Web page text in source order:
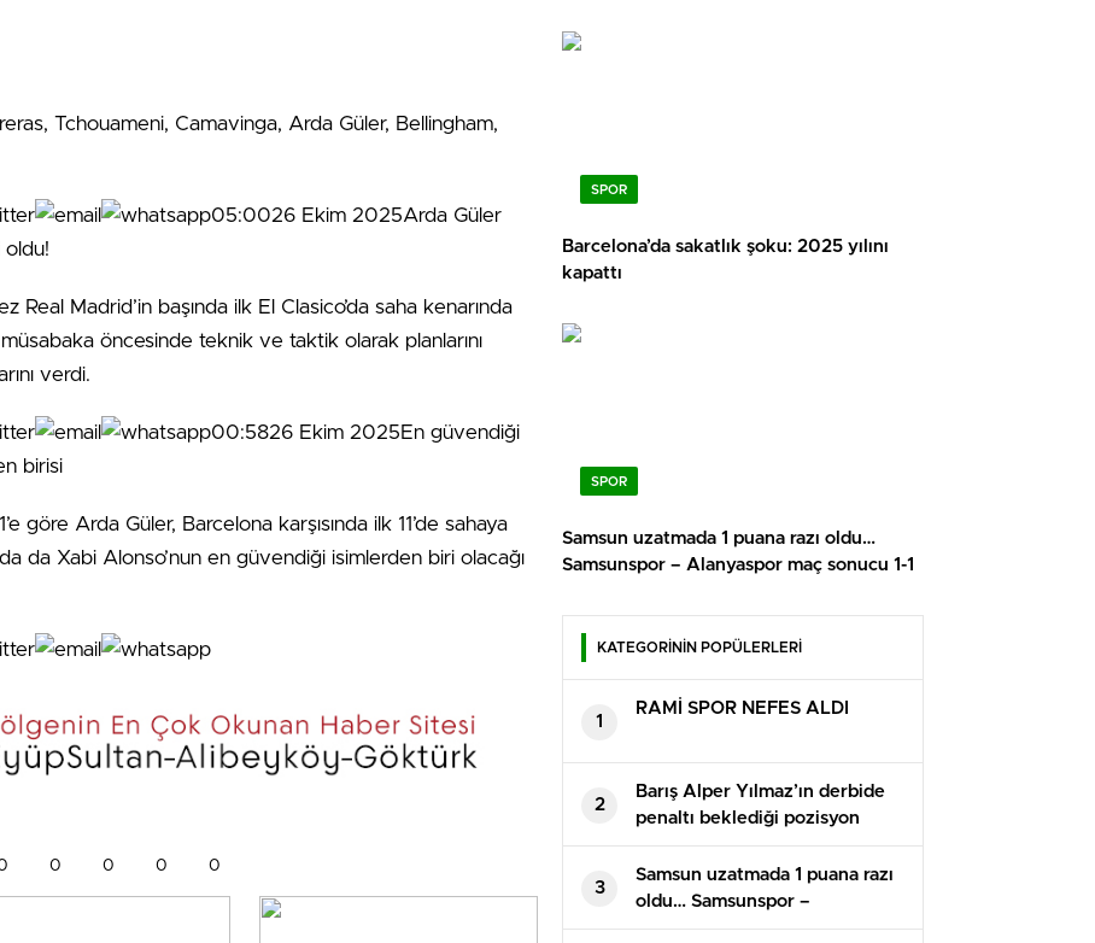
Tchouameni, Camavinga, Arda Güler, Bellingham,
05:0026 Ekim 2025Arda Güler
Madrid’in başında ilk El Clasico’da saha kenarında
öncesinde teknik ve taktik olarak planlarını
verdi.
00:5826 Ekim 2025En güvendiği
göre Arda Güler, Barcelona karşısında ilk 11’de sahaya
da Xabi Alonso’nun en güvendiği isimlerden biri olacağı
0 0 0 0
SPOR
Barcelona’da sakatlık şoku: 2025 yılını
kapattı
SPOR
Samsun uzatmada 1 puana razı oldu…
Samsunspor – Alanyaspor maç sonucu 1-1
KATEGORİNİN POPÜLERLERİ
1
RAMİ SPOR NEFES ALDI
2
Barış Alper Yılmaz’ın derbide
penaltı beklediği pozisyon
tartışma yarattı
3
Samsun uzatmada 1 puana razı
oldu… Samsunspor –
Alanyaspor maç sonucu 1-1